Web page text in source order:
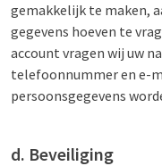
gemakkelijk te maken,
gegevens hoeven te
account vragen wij uw
telefoonnummer en e-
persoonsgegevens
d. Beveiliging